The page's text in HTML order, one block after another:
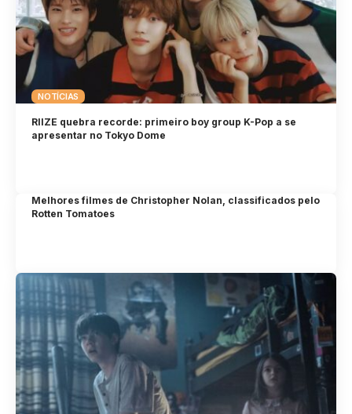
NOTÍCIAS
RIIZE quebra recorde: primeiro boy group K-Pop a se
apresentar no Tokyo Dome
Melhores filmes de Christopher Nolan, classificados pelo
Rotten Tomatoes